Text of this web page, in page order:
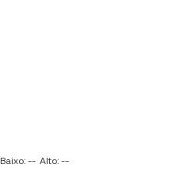
Baixo: -- Alto: --